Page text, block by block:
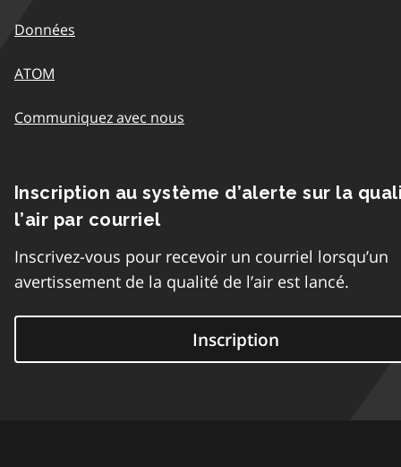
Données
ATOM
Communiquez avec nous
Inscription au système d’alerte sur la
l’air par courriel
Inscrivez-vous pour recevoir un courriel lorsqu’un
avertissement de la qualité de l’air est lancé.
Inscription